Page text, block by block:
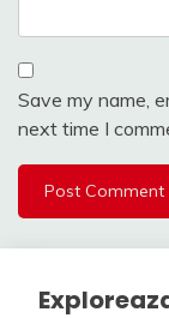
Save my name,
next time I